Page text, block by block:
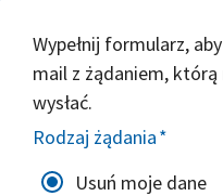
Wypełnij formularz,
mail z żądaniem,
wysłać.
Rodzaj żądania*
Usuń moje dane